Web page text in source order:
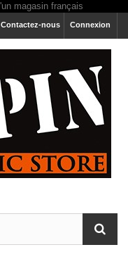
Connexion
Contactez-nous